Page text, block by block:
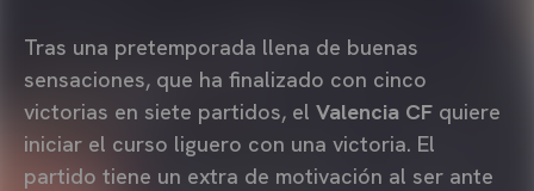
Tras una pretemporada llena de buenas
sensaciones, que ha finalizado con cinco
victorias en siete partidos, el Valencia CF quiere
iniciar el curso liguero con una victoria. El
partido tiene un extra de motivación al ser ante